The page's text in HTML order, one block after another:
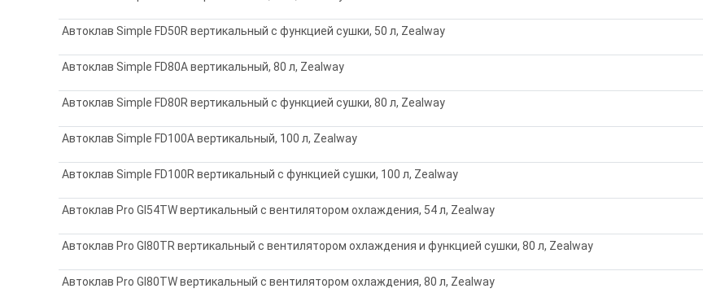
Автоклав Simple FD50R вертикальный с функцией сушки, 50 л, Zealway
Автоклав Simple FD80A вертикальный, 80 л, Zealway
Автоклав Simple FD80R вертикальный с функцией сушки, 80 л, Zealway
Автоклав Simple FD100A вертикальный, 100 л, Zealway
Автоклав Simple FD100R вертикальный с функцией сушки, 100 л, Zealway
Автоклав Pro GI54TW вертикальный с вентилятором охлаждения, 54 л, Zealway
Автоклав Pro GI80TR вертикальный с вентилятором охлаждения и функцией сушки, 80 л, Zealway
Автоклав Pro GI80TW вертикальный с вентилятором охлаждения, 80 л, Zealway